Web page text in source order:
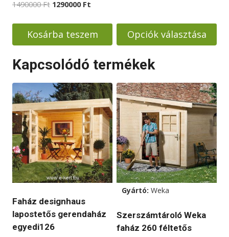
1490000Ft Original
was:
1490000 Ft.
1290000 Ft
is:
1290000 Ft.
Kosárba teszem Opciók választása
a
több
variációja
van.
A
változatok
a
termékoldalon
választhatók
Kapcsolódó termékek
Faház designhaus
lapostetős gerendaház
egyedi126
Gyártó: Weka
Szerszámtároló Weka
faház 260 féltetős